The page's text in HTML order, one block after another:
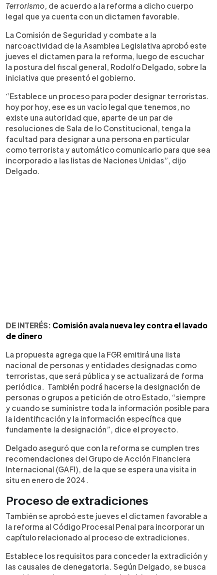
Terrorismo , de acuerdo a la reforma a dicho cuerpo
legal que ya cuenta con un dictamen favorable.
La Comisión de Seguridad y combate a la
narcoactividad de la Asamblea Legislativa aprobó este
jueves el dictamen para la reforma, luego de escuchar
la postura del fiscal general, Rodolfo Delgado, sobre la
iniciativa que presentó el gobierno.
“Establece un proceso para poder designar terroristas.
hoy por hoy, ese es un vacío legal que tenemos, no
existe una autoridad que, aparte de un par de
resoluciones de Sala de lo Constitucional, tenga la
facultad para designar a una persona en particular
como terrorista y automático comunicarlo para que sea
incorporado a las listas de Naciones Unidas”, dijo
Delgado.
DE INTERÉS: Comisión avala nueva ley contra el lavado
de dinero
La propuesta agrega que la FGR emitirá una lista
nacional de personas y entidades designadas como
terroristas, que será pública y se actualizará de forma
periódica. También podrá hacerse la designación de
personas o grupos a petición de otro Estado, “siempre
y cuando se suministre toda la información posible para
la identificación y la información específica que
fundamente la designación”, dice el proyecto.
Delgado aseguró que con la reforma se cumplen tres
recomendaciones del Grupo de Acción Financiera
Internacional (GAFI), de la que se espera una visita in
situ en enero de 2024.
Proceso de extradiciones
También se aprobó este jueves el dictamen favorable a
la reforma al Código Procesal Penal para incorporar un
capítulo relacionado al proceso de extradiciones.
Establece los requisitos para conceder la extradición y
las causales de denegatoria. Según Delgado, se busca